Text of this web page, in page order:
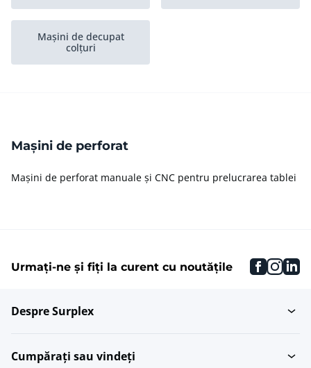
Mașini de decupat
colțuri
Mașini de perforat
Mașini de perforat manuale și CNC pentru prelucrarea tablei
Urmați-ne și fiți la curent cu noutățile
Despre Surplex
Cumpărați sau vindeți